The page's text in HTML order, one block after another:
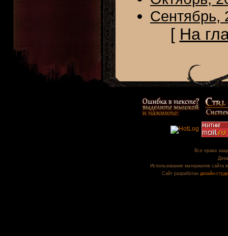
Сентябрь,
[ На
Все права
Использование материалов сайта
Сайт разработан дизайн-